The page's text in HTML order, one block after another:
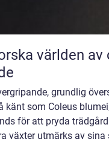
världen av
grundlig
känt som Coleus
för att pryda
växter utmärks av sina